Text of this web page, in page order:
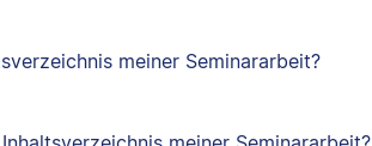
meiner Seminararbeit?